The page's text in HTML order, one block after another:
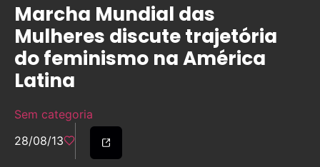
Marcha Mundial das
Mulheres discute trajetória
do feminismo na América
Latina
Sem categoria
28/08/13